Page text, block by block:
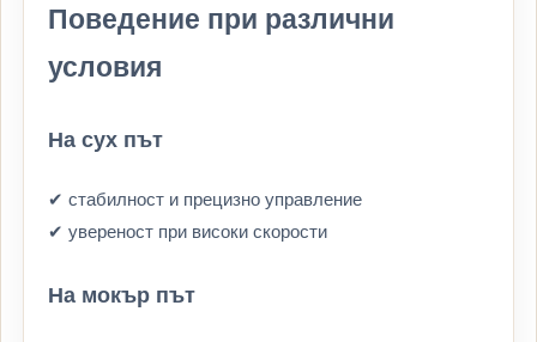
Поведение при различни
условия
На сух път
✔ стабилност и прецизно управление
✔ увереност при високи скорости
На мокър път